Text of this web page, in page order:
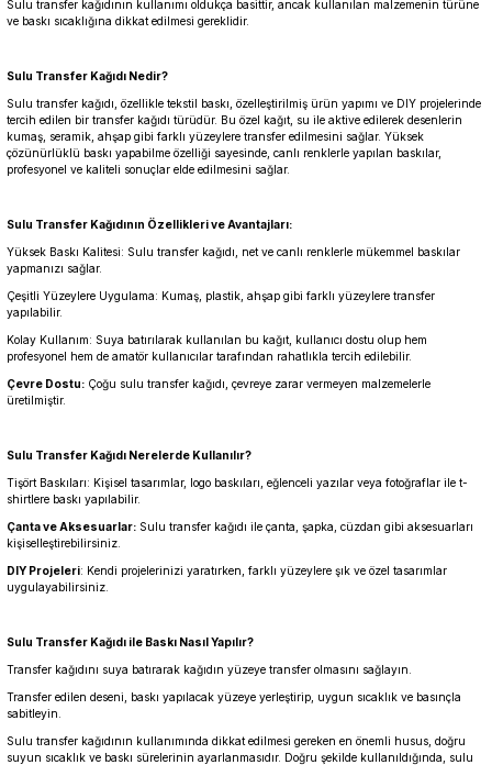
Sulu transfer kağıdının kullanımı oldukça basittir, ancak kullanılan malzemenin türüne
ve baskı sıcaklığına dikkat edilmesi gereklidir.
Sulu Transfer Kağıdı Nedir?
Sulu transfer kağıdı, özellikle tekstil baskı, özelleştirilmiş ürün yapımı ve DIY projelerinde
tercih edilen bir transfer kağıdı türüdür. Bu özel kağıt, su ile aktive edilerek desenlerin
kumaş, seramik, ahşap gibi farklı yüzeylere transfer edilmesini sağlar. Yüksek
çözünürlüklü baskı yapabilme özelliği sayesinde, canlı renklerle yapılan baskılar,
profesyonel ve kaliteli sonuçlar elde edilmesini sağlar.
Sulu Transfer Kağıdının Özellikleri ve Avantajları:
Yüksek Baskı Kalitesi: Sulu transfer kağıdı, net ve canlı renklerle mükemmel baskılar
yapmanızı sağlar.
Çeşitli Yüzeylere Uygulama: Kumaş, plastik, ahşap gibi farklı yüzeylere transfer
yapılabilir.
Kolay Kullanım: Suya batırılarak kullanılan bu kağıt, kullanıcı dostu olup hem
profesyonel hem de amatör kullanıcılar tarafından rahatlıkla tercih edilebilir.
Çevre Dostu: Çoğu sulu transfer kağıdı, çevreye zarar vermeyen malzemelerle
üretilmiştir.
Sulu Transfer Kağıdı Nerelerde Kullanılır?
Tişört Baskıları: Kişisel tasarımlar, logo baskıları, eğlenceli yazılar veya fotoğraflar ile t-
shirtlere baskı yapılabilir.
Çanta ve Aksesuarlar: Sulu transfer kağıdı ile çanta, şapka, cüzdan gibi aksesuarları
kişiselleştirebilirsiniz.
DIY Projeleri: Kendi projelerinizi yaratırken, farklı yüzeylere şık ve özel tasarımlar
uygulayabilirsiniz.
Sulu Transfer Kağıdı ile Baskı Nasıl Yapılır?
Transfer kağıdını suya batırarak kağıdın yüzeye transfer olmasını sağlayın.
Transfer edilen deseni, baskı yapılacak yüzeye yerleştirip, uygun sıcaklık ve basınçla
sabitleyin.
Sulu transfer kağıdının kullanımında dikkat edilmesi gereken en önemli husus, doğru
suyun sıcaklık ve baskı sürelerinin ayarlanmasıdır. Doğru şekilde kullanıldığında, sulu